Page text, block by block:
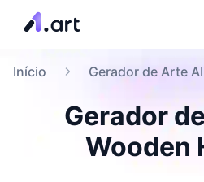
Início Gerador de Arte
Gerador
Wooden